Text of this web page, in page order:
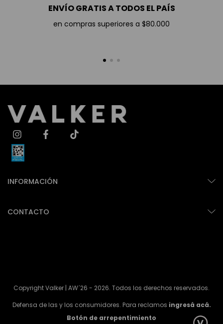
ENVÍO GRATIS A TODOS EL PAÍS
en compras superiores a $80.000
INFORMACIÓN
CONTACTO
Copyright Valker | AW´26 - 2026. Todos los derechos reservados.
Defensa de las y los consumidores. Para reclamos ingresá acá.
Botón de arrepentimiento